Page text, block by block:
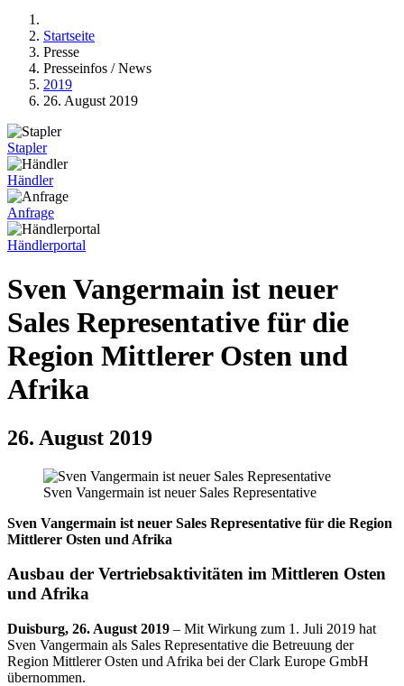
Startseite
Presse
Presseinfos / News
2019
26. August 2019
Stapler
Händler
Anfrage
Händlerportal
Sven Vangermain ist neuer
Sales Representative für die
Region Mittlerer Osten und
Afrika
26. August 2019
Sven Vangermain ist neuer Sales Representative
Sven Vangermain ist neuer Sales Representative für die Region
Mittlerer Osten und Afrika
Ausbau der Vertriebsaktivitäten im Mittleren Osten
und Afrika
Duisburg, 26. August 2019 – Mit Wirkung zum 1. Juli 2019 hat
Sven Vangermain als Sales Representative die Betreuung der
Region Mittlerer Osten und Afrika bei der Clark Europe GmbH
übernommen.